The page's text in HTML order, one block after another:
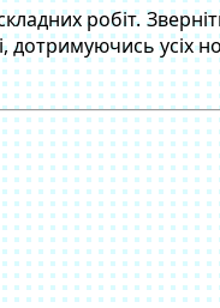
робіт.
усіх